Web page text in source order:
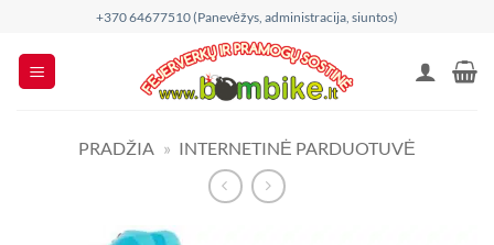
content
+370 64677510 (Panevėžys, administracija, siuntos)
PRADŽIA » INTERNETINĖ PARDUOTUVĖ